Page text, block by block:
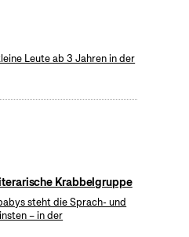
Leute ab 3 Jahren in der
Krabbelgruppe
steht die Sprach- und
– in der